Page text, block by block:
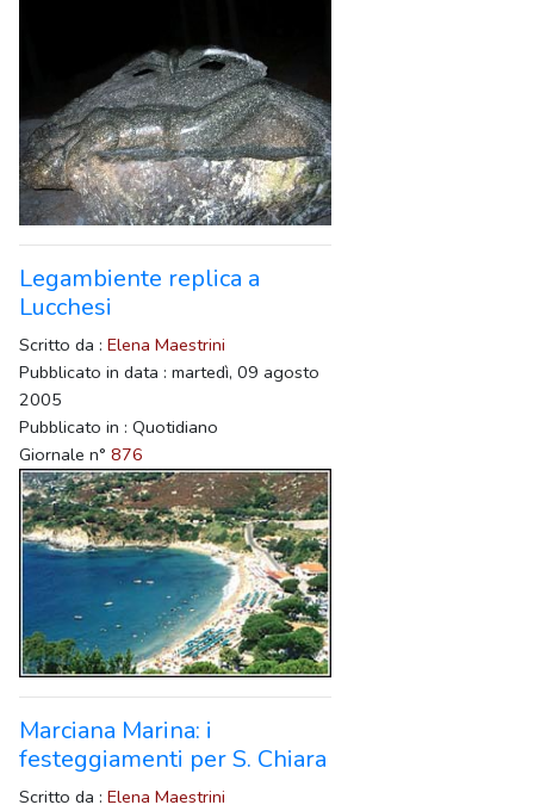
Legambiente replica a
Lucchesi
Scritto da : Elena Maestrini
Pubblicato in data : martedì, 09 agosto
2005
Pubblicato in : Quotidiano
Giornale n° 876
Marciana Marina: i
festeggiamenti per S. Chiara
Scritto da : Elena Maestrini